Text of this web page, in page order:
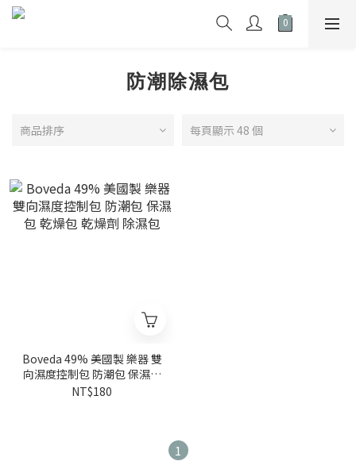
防潮除濕包
商品排序 每頁顯示 48 個
Boveda 49% 美國製 樂器 雙
向濕度控制包 防潮包 保濕包
乾燥包 乾燥劑 除濕包
NT$180
1